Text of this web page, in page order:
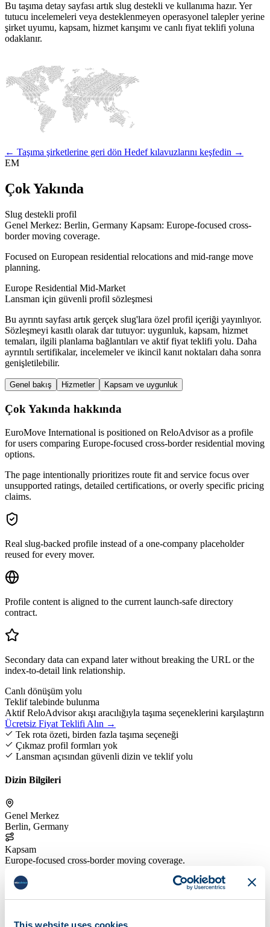
This website uses cookies
Bu taşıma detay sayfası artık slug destekli ve kullanıma hazır. Yer
tutucu incelemeleri veya desteklenmeyen operasyonel talepler yerine
şirket uyumu, kapsam, hizmet karışımı ve canlı fiyat teklifi yoluna
odaklanır.
← Taşıma şirketlerine geri dön Hedef kılavuzlarını keşfedin →
EM
Çok Yakında
Slug destekli profil
Genel Merkez: Berlin, Germany Kapsam: Europe-focused cross-
border moving coverage.
Focused on European residential relocations and mid-range move
planning.
Europe Residential Mid-Market
Lansman için güvenli profil sözleşmesi
Bu ayrıntı sayfası artık gerçek slug'lara özel profil içeriği yayınlıyor.
Sözleşmeyi kasıtlı olarak dar tutuyor: uygunluk, kapsam, hizmet
temaları, ilgili planlama bağlantıları ve aktif fiyat teklifi yolu. Daha
ayrıntılı sertifikalar, incelemeler ve ikincil kanıt noktaları daha sonra
genişletilebilir.
Genel bakış Hizmetler Kapsam ve uygunluk
Çok Yakında hakkında
EuroMove International is positioned on ReloAdvisor as a profile
for users comparing Europe-focused cross-border residential moving
options.
The page intentionally prioritizes route fit and service focus over
unsupported ratings, detailed certifications, or overly specific pricing
claims.
Real slug-backed profile instead of a one-company placeholder
reused for every mover.
Profile content is aligned to the current launch-safe directory
contract.
Secondary data can expand later without breaking the URL or the
index-to-detail link relationship.
Canlı dönüşüm yolu
Teklif talebinde bulunma
Aktif ReloAdvisor akışı aracılığıyla taşıma seçeneklerini karşılaştırın
Ücretsiz Fiyat Teklifi Alın →
Tek rota özeti, birden fazla taşıma seçeneği
Çıkmaz profil formları yok
Lansman açısından güvenli dizin ve teklif yolu
Dizin Bilgileri
Genel Merkez
Berlin, Germany
Kapsam
Europe-focused cross-border moving coverage.
Hizmet Odağı